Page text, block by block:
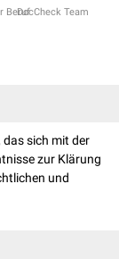
BerufDocCheck Team
das sich mit der
zur Klärung
und